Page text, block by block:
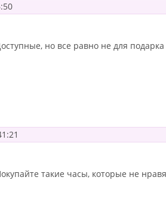
но все равно не для подарка
такие часы, которые не